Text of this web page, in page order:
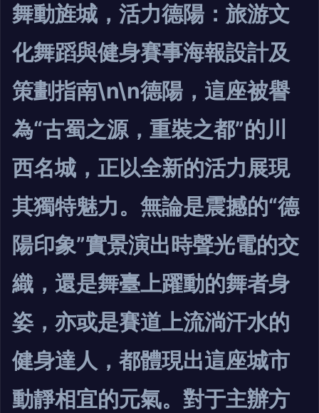
舞動旌城，活力德陽：旅游文
化舞蹈與健身賽事海報設計及
策劃指南\n\n德陽，這座被譽
為“古蜀之源，重裝之都”的川
西名城，正以全新的活力展現
其獨特魅力。無論是震撼的“德
陽印象”實景演出時聲光電的交
織，還是舞臺上躍動的舞者身
姿，亦或是賽道上流淌汗水的
健身達人，都體現出這座城市
動靜相宜的元氣。對于主辦方